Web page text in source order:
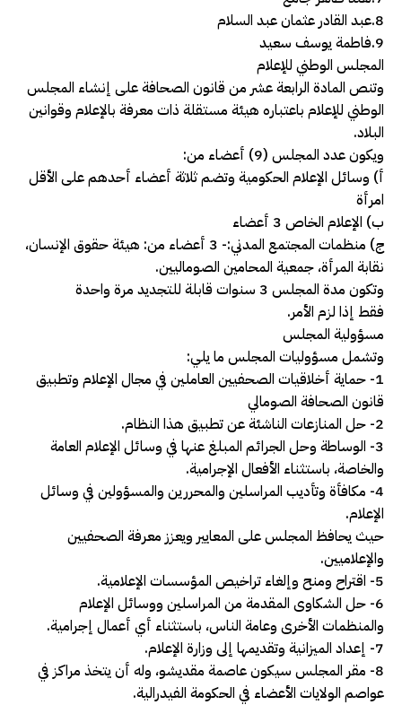
8.عبد القادر عثمان عبد السلام
9.فاطمة يوسف سعيد
المجلس الوطني للإعلام
وتنص المادة الرابعة عشر من قانون الصحافة على إنشاء المجلس
الوطني للإعلام باعتباره هيئة مستقلة ذات معرفة بالإعلام وقوانين
البلاد.
ويكون عدد المجلس (9) أعضاء من:
أ) وسائل الإعلام الحكومية وتضم ثلاثة أعضاء أحدهم على الأقل
امرأة
ب) الإعلام الخاص 3 أعضاء
ج) منظمات المجتمع المدني:- 3 أعضاء من: هيئة حقوق الإنسان،
نقابة المرأة، جمعية المحامين الصوماليين.
وتكون مدة المجلس 3 سنوات قابلة للتجديد مرة واحدة
فقط إذا لزم الأمر.
مسؤولية المجلس
وتشمل مسؤوليات المجلس ما يلي:
1- حماية أخلاقيات الصحفيين العاملين في مجال الإعلام وتطبيق
قانون الصحافة الصومالي
2- حل المنازعات الناشئة عن تطبيق هذا النظام.
3- الوساطة وحل الجرائم المبلغ عنها في وسائل الإعلام العامة
والخاصة، باستثناء الأفعال الإجرامية.
4- مكافأة وتأديب المراسلين والمحررين والمسؤولين في وسائل
الإعلام.
حيث يحافظ المجلس على المعايير ويعزز معرفة الصحفيين
والإعلاميين.
5- اقتراح ومنح وإلغاء تراخيص المؤسسات الإعلامية.
6- حل الشكاوى المقدمة من المراسلين ووسائل الإعلام
والمنظمات الأخرى وعامة الناس، باستثناء أي أعمال إجرامية.
7- إعداد الميزانية وتقديمها إلى وزارة الإعلام.
8- مقر المجلس سيكون عاصمة مقديشو، وله أن يتخذ مراكز في
عواصم الولايات الأعضاء في الحكومة الفيدرالية.